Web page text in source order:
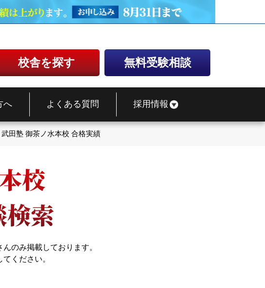
校舎を探す 無料受験相談
へ よくある質問 採用情報
武田塾 御茶ノ水本校 合格実績
校
索
のみ掲載しております。
ください。